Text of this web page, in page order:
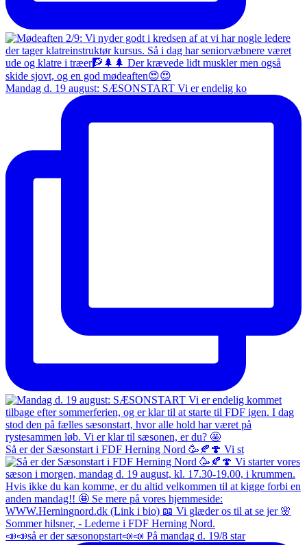
Mandag d. 19 august: SÆSONSTART Vi er endelig ko
Så er der Sæsonstart i FDF Herning Nord 🥳🍂🍄 Vi st
📣📣så er der sæsonopstart📣📣 På mandag d. 19/8 star